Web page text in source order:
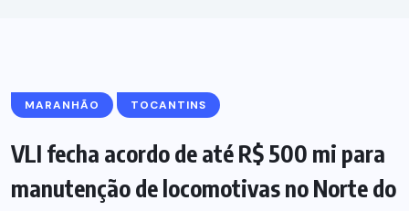
MARANHÃO TOCANTINS
VLI fecha acordo de até R$ 500 mi para
manutenção de locomotivas no Norte do